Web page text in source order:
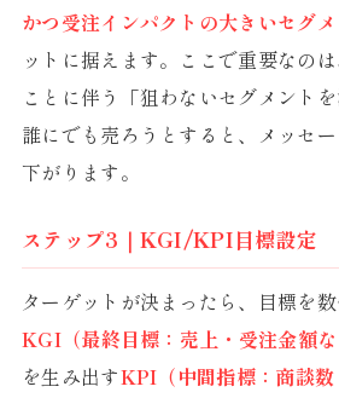
かつ受注インパクトの大きいセグメ
ットに据えます。ここで重要なの
ことに伴う「狙わないセグメントを
誰にでも売ろうとすると、メッセ
下がります。
ステップ3｜KGI/KPI目標設定
ターゲットが決まったら、目標を数
KGI（最終目標：売上・受注金額な
を生み出すKPI（中間指標：商談